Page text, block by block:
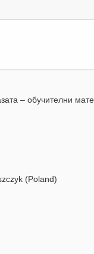
– обучителни
(Poland)